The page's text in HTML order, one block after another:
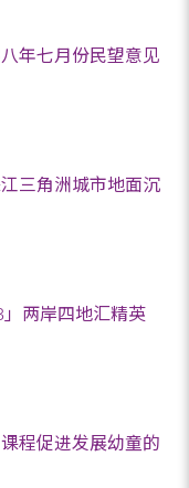
年七月份民望意见
三角洲城市地面沉
」两岸四地汇精英
程促进发展幼童的